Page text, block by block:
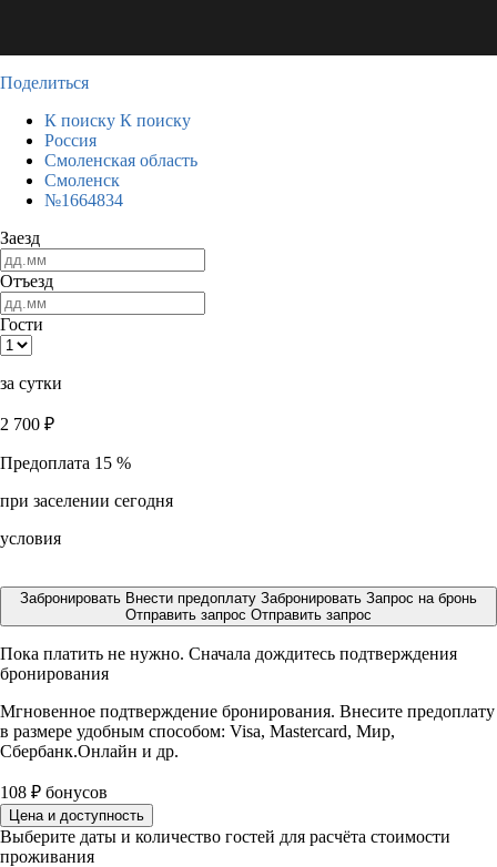
Поделиться
К поиску К поиску
Россия
Смоленская область
Смоленск
№1664834
Заезд
Отъезд
Гости
за сутки
2 700 ₽
Предоплата 15 %
при заселении сегодня
условия
Забронировать Внести предоплату Забронировать Запрос на бронь
Отправить запрос Отправить запрос
Пока платить не нужно. Сначала дождитесь подтверждения
бронирования
Мгновенное подтверждение бронирования. Внесите предоплату
в размере удобным способом: Visa, Mastercard, Мир,
Сбербанк.Онлайн и др.
108 ₽ бонусов
Цена и доступность
Выберите даты и количество гостей для расчёта стоимости
проживания